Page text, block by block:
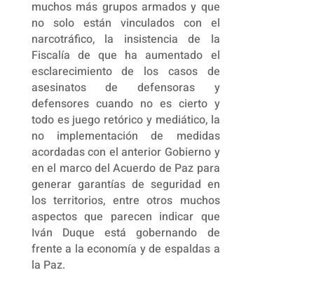
muchos más grupos armados y que
no solo están vinculados con el
narcotráfico, la insistencia de la
Fiscalía de que ha aumentado el
esclarecimiento de los casos de
asesinatos de defensoras y
defensores cuando no es cierto y
todo es juego retórico y mediático, la
no implementación de medidas
acordadas con el anterior Gobierno y
en el marco del Acuerdo de Paz para
generar garantías de seguridad en
los territorios, entre otros muchos
aspectos que parecen indicar que
Iván Duque está gobernando de
frente a la economía y de espaldas a
la Paz.